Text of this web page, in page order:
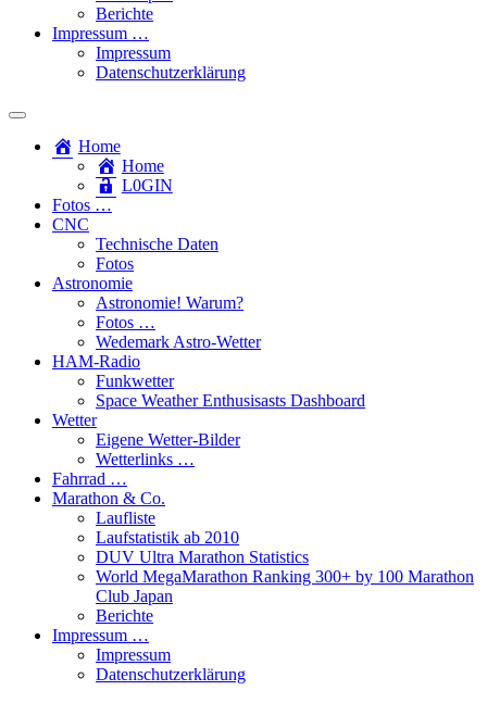
Berichte
Impressum …
Impressum
Datenschutzerklärung
Toggle
search
field
Home
Home
L​0​​GIN
Fotos …
CNC
Technische Daten
Fotos
Astronomie
Astronomie! Warum?
Fotos …
Wedemark Astro-Wetter
HAM-Radio
Funkwetter
Space Weather Enthusisasts Dashboard
Wetter
Eigene Wetter-Bilder
Wetterlinks …
Fahrrad …
Marathon & Co.
Laufliste
Laufstatistik ab 2010
DUV Ultra Marathon Statistics
World MegaMarathon Ranking 300+ by 100 Marathon
Club Japan
Berichte
Impressum …
Impressum
Datenschutzerklärung